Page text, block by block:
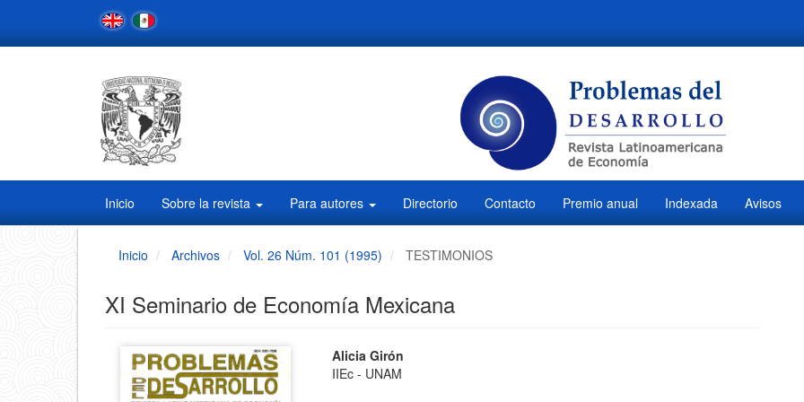
Contenido
Inicio Sobre la revista Para autores Directorio Contacto Premio anual Indexada Avisos
Inicio Archivos Vol. 26 Núm. 101 (1995) TESTIMONIOS
XI Seminario de Economía Mexicana
Barra
Contenido
Alicia Girón
IIEc - UNAM